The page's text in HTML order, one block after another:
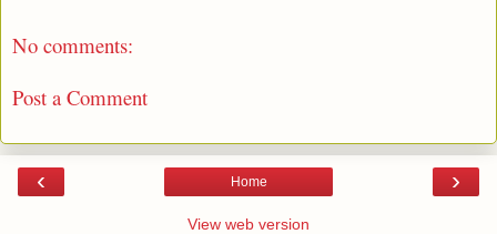
No comments:
Post a Comment
‹ ›
Home
View web version